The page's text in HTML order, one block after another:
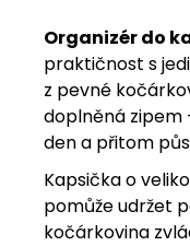
Organizér do
praktičnost s
z pevné
doplněná zipem
den a přitom
Kapsička o
pomůže udržet
kočárkovina